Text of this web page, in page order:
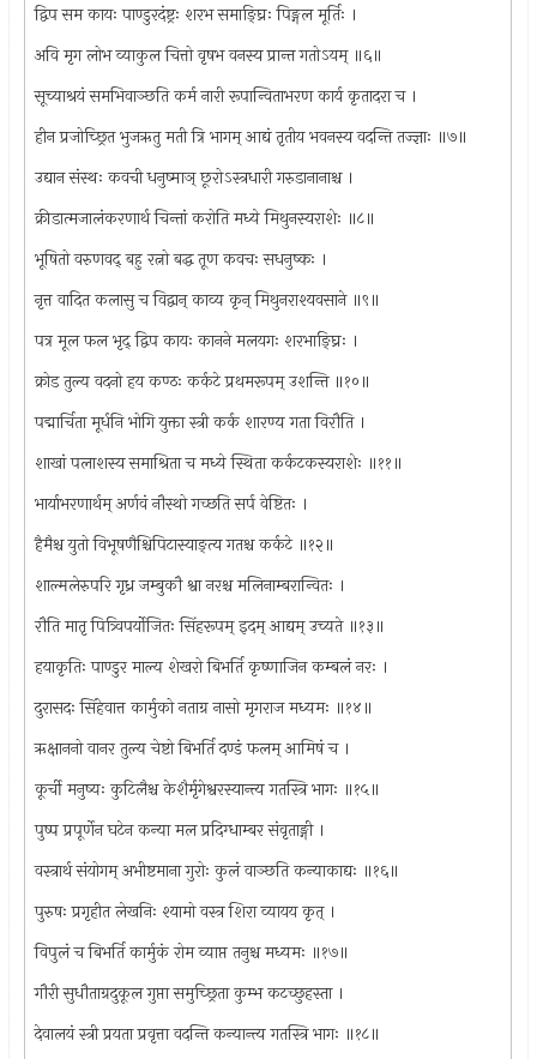
द्विप सम कायः पाण्डुरदंष्ट्रः शरभ समाङ्घ्रिः पिङ्गल मूर्तिः ।
अवि मृग लोभ व्याकुल चित्तो वृषभ वनस्य प्रान्त गतोऽयम् ॥६॥
सूच्याश्रयं समभिवाञ्छति कर्म नारी रूपान्विताभरण कार्य कृतादरा च ।
हीन प्रजोच्छ्रित भुजऋतु मती त्रि भागम् आद्यं तृतीय भवनस्य वदन्ति तज्ज्ञाः ॥७॥
उद्यान संस्थः कवची धनुष्माञ् छूरोऽस्त्रधारी गरुडानानाश्च ।
क्रीडात्मजालंकरणार्थ चिन्तां करोति मध्ये मिथुनस्यराशेः ॥८॥
भूषितो वरुणवद् बहु रत्नो बद्ध तूण कवचः सधनुष्कः ।
नृत्त वादित कलासु च विद्वान् काव्य कृन् मिथुनराश्यवसाने ॥९॥
पत्र मूल फल भृद् द्विप कायः कानने मलयगः शरभाङ्घ्रिः ।
क्रोड तुल्य वदनो हय कण्ठः कर्कटे प्रथमरूपम् उशन्ति ॥१०॥
पद्मार्चिता मूर्धनि भोगि युक्ता स्त्री कर्क शारण्य गता विरौति ।
शाखां पलाशस्य समाश्रिता च मध्ये स्थिता कर्कटकस्यराशेः ॥११॥
भार्याभरणार्थम् अर्णवं नौस्थो गच्छति सर्प वेष्टितः ।
हैमैश्च युतो विभूषणैश्चिपिटास्याङ्त्य गतश्च कर्कटे ॥१२॥
शाल्मलेरुपरि गृध्र जम्बुकौ श्वा नरश्च मलिनाम्बरान्वितः ।
रौति मातृ पित्र्विपर्योजितः सिंहरूपम् इदम् आद्यम् उच्यते ॥१३॥
हयाकृतिः पाण्डुर माल्य शेखरो बिभर्ति कृष्णाजिन कम्बलं नरः ।
दुरासदः सिंहेवात्त कार्मुको नताग्र नासो मृगराज मध्यमः ॥१४॥
ऋक्षाननो वानर तुल्य चेष्टो बिभर्ति दण्डं फलम् आमिषं च ।
कूर्ची मनुष्यः कुटिलैश्च केशैर्मृगेश्वरस्यान्त्य गतस्त्रि भागः ॥१५॥
पुष्प प्रपूर्णेन घटेन कन्या मल प्रदिग्धाम्बर संवृताङ्गी ।
वस्त्रार्थ संयोगम् अभीष्टमाना गुरोः कुलं वाञ्छति कन्याकाद्यः ॥१६॥
पुरुषः प्रगृहीत लेखनिः श्यामो वस्त्र शिरा व्यायय कृत् ।
विपुलं च बिभर्ति कार्मुकं रोम व्याप्त तनुश्च मध्यमः ॥१७॥
गौरी सुधौताग्रदुकूल गुप्ता समुच्छ्रिता कुम्भ कटच्छुहस्ता ।
देवालयं स्त्री प्रयता प्रवृत्ता वदन्ति कन्यान्त्य गतस्त्रि भागः ॥१८॥